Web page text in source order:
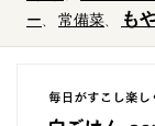
ー
常備菜 も